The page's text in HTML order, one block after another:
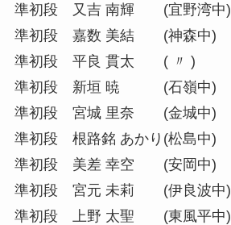
準初段 又吉 南輝 (宜野湾中)
準初段 嘉数 美結 (神森中)
準初段 平良 貫太 ( 〃 )
準初段 新垣 暁 (石嶺中)
準初段 宮城 里奈 (金城中)
準初段 根路銘 あかり(松島中)
準初段 美差 幸空 (安岡中)
準初段 宮元 未莉 (伊良波中)
準初段 上野 太聖 (東風平中)